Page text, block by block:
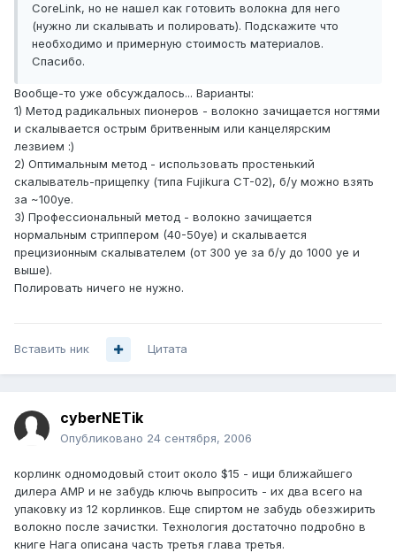
CoreLink, но не нашел как готовить волокна для него
(нужно ли скалывать и полировать). Подскажите что
необходимо и примерную стоимость материалов.
Спасибо.
Вообще-то уже обсуждалось... Варианты:
1) Метод радикальных пионеров - волокно зачищается ногтями
и скалывается острым бритвенным или канцелярским
лезвием :)
2) Оптимальным метод - использовать простенький
скалыватель-прищепку (типа Fujikura CT-02), б/у можно взять
за ~100уе.
3) Профессиональный метод - волокно зачищается
нормальным стриппером (40-50уе) и скалывается
прецизионным скалывателем (от 300 уе за б/у до 1000 уе и
выше).
Полировать ничего не нужно.
Вставить ник Цитата
cyberNETik
Опубликовано 24 сентября, 2006
корлинк одномодовый стоит около $15 - ищи ближайшего
дилера AMP и не забудь ключь выпросить - их два всего на
упаковку из 12 корлинков. Еще спиртом не забудь обезжирить
волокно после зачистки. Технология достаточно подробно в
книге Нага описана часть третья глава третья.